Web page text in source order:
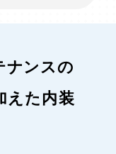
ナンスの
えた内装